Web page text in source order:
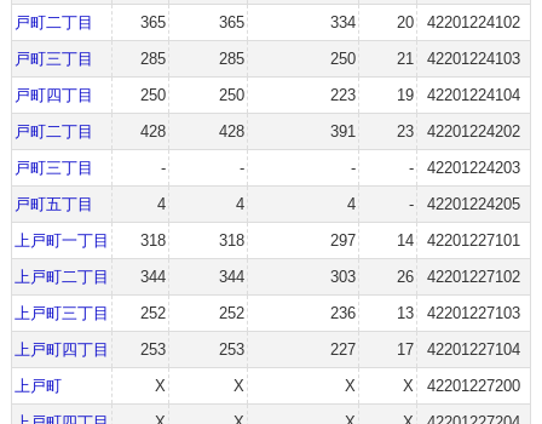
戸町二丁目
365 365 334 20
42201224102
戸町三丁目
285 285 250 21
42201224103
戸町四丁目
250 250 223 19
42201224104
戸町二丁目
428 428 391 23
42201224202
戸町三丁目
- - - -
42201224203
戸町五丁目
4 4 4 -
42201224205
上戸町一丁目
318 318 297 14
42201227101
上戸町二丁目
344 344 303 26
42201227102
上戸町三丁目
252 252 236 13
42201227103
上戸町四丁目
253 253 227 17
42201227104
上戸町
X X X X
42201227200